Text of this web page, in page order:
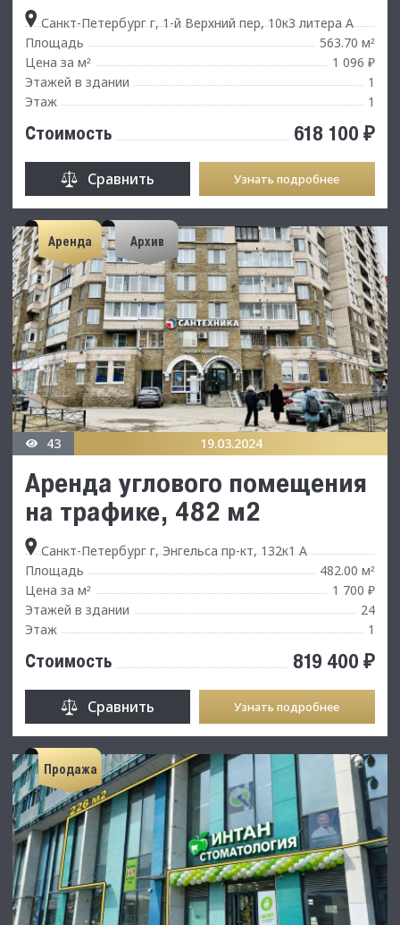
Санкт-Петербург г, 1-й Верхний пер, 10к3 литера А
Площадь
563.70 м²
Цена за м²
1 096 ₽
Этажей в здании
1
Этаж
1
Стоимость 618 100 ₽
Сравнить Узнать подробнее
Аренда Архив
43 19.03.2024
Аренда углового помещения
на трафике, 482 м2
Санкт-Петербург г, Энгельса пр-кт, 132к1 А
Площадь
482.00 м²
Цена за м²
1 700 ₽
Этажей в здании
24
Этаж
1
Стоимость 819 400 ₽
Сравнить Узнать подробнее
Продажа